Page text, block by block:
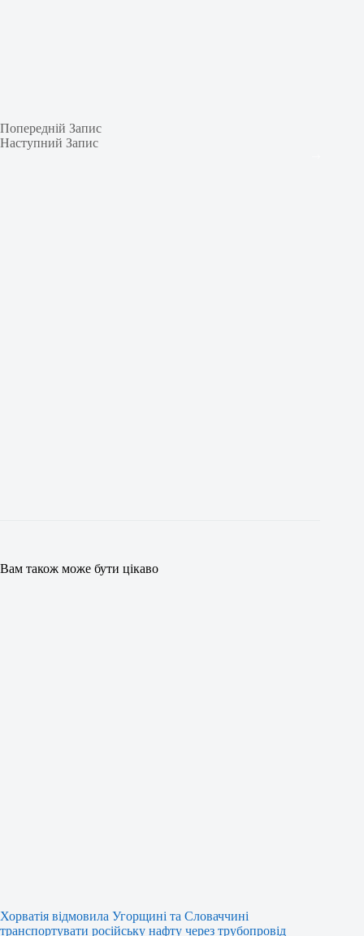
Попередній Запис
Наступний Запис
Вам також може бути цікаво
Хорватія відмовила Угорщині та Словаччині
транспортувати російську нафту через трубопровід